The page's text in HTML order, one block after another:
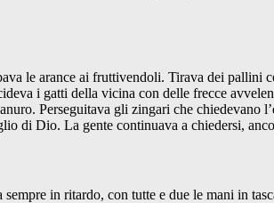
le arance ai fruttivendoli. Tirava dei pallini
i gatti della vicina con delle frecce
Perseguitava gli zingari che chiedevano
di Dio. La gente continuava a chiedersi,
in ritardo, con tutte e due le mani in